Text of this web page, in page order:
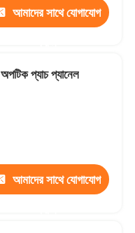
আমাদের সাথে যোগাযোগ
প্যাচ প্যানেল
আমাদের সাথে যোগাযোগ